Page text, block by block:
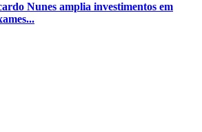
Nunes amplia investimentos em